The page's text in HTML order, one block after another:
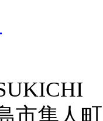
市隼人